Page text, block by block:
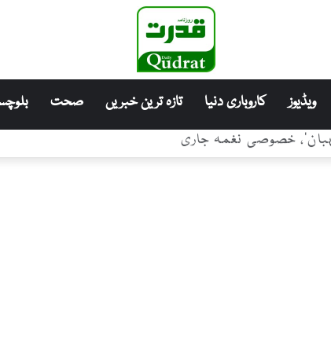
ویڈیوز کاروباری دنیا تازہ ترین خبریں صحت
خصوصی نغمہ جاری